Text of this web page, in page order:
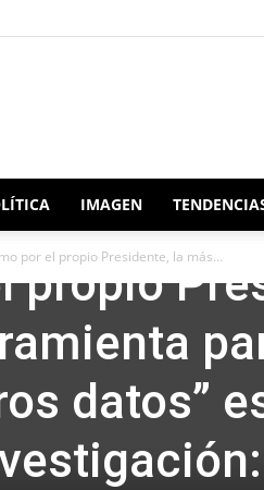
Redacción
IMAGEN
por el propio Presidente, la más...
propio
datos”